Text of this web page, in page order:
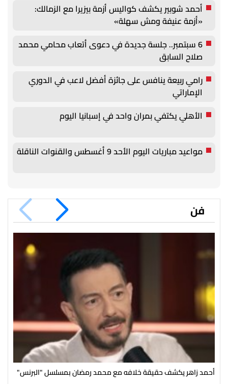
أحمد شوبير يكشف كواليس أزمة بيزيرا مع الزمالك:
«أزمة عنيفة ومش سهلة»
6 سبتمبر.. جلسة جديدة في دعوى أتعاب محامي محمد
صلاح السابق
رامي ربيعة ينافس على جائزة أفضل لاعب في الدوري
الإماراتي
الأهلي يكتفي بمران واحد في إسبانيا اليوم
مواعيد مباريات اليوم الأحد 9 أغسطس والقنوات الناقلة
فن
أحمد زاهر يكشف حقيقة خلافه مع محمد رمضان بمسلسل "البرنس"